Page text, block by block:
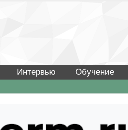
Интервью Обучение